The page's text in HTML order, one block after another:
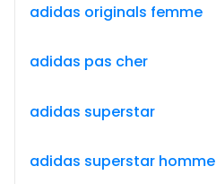
adidas originals femme
adidas pas cher
adidas superstar
adidas superstar homme